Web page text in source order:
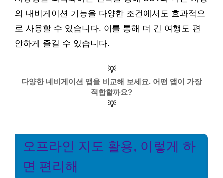
의 내비게이션 기능을 다양한 조건에서도 효과적으
로 사용할 수 있습니다. 이를 통해 더 긴 여행도 편
안하게 즐길 수 있습니다.
💡
다양한 네비게이션 앱을 비교해 보세요. 어떤 앱이 가장
적합할까요?
💡
오프라인 지도 활용, 이렇게 하
면 편리해